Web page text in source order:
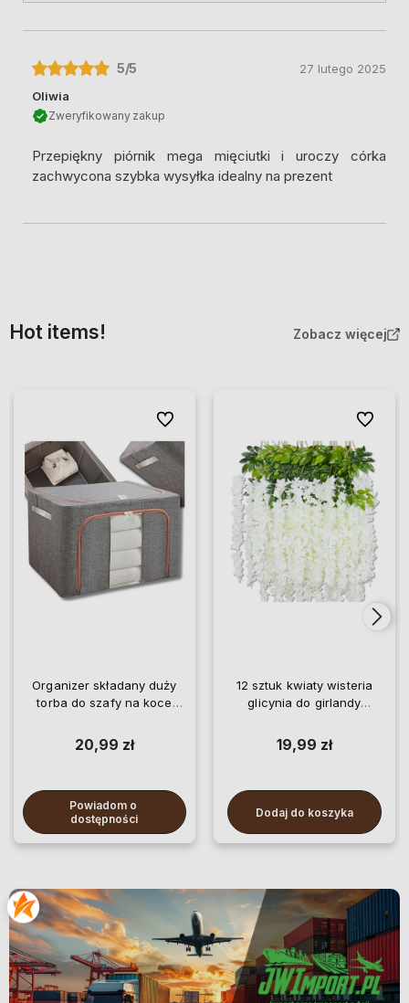
5/5
Oliwia
Zweryfikowany zakup
Przepiękny piórnik mega mięciutki i uroczy córka
zachwycona szybka wysyłka idealny na prezent
27 lutego 2025
Hot items! Zobacz więcej
Organizer składany duży
torba do szafy na koce
20,99 zł
Powiadom o
dostępności
Do ulubionych
12 sztuk kwiaty wisteria
glicynia do girlandy
19,99 zł
Dodaj do koszyka
Do